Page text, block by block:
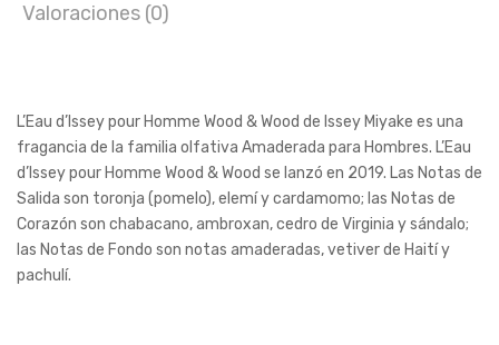
Valoraciones (0)
L’Eau d’Issey pour Homme Wood & Wood de Issey Miyake es una
fragancia de la familia olfativa Amaderada para Hombres. L’Eau
d’Issey pour Homme Wood & Wood se lanzó en 2019. Las Notas de
Salida son toronja (pomelo), elemí y cardamomo; las Notas de
Corazón son chabacano, ambroxan, cedro de Virginia y sándalo;
las Notas de Fondo son notas amaderadas, vetiver de Haití y
pachulí.